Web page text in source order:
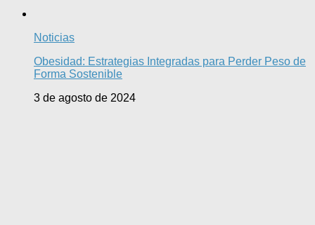
Noticias
Obesidad: Estrategias Integradas para Perder Peso de
Forma Sostenible
3 de agosto de 2024